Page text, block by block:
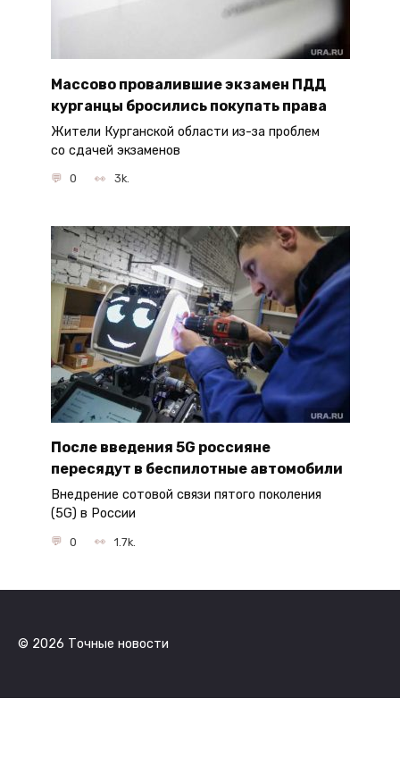
Массово провалившие экзамен ПДД
курганцы бросились покупать права
Жители Курганской области из-за проблем
со сдачей экзаменов
0 3k.
После введения 5G россияне
пересядут в беспилотные автомобили
Внедрение сотовой связи пятого поколения
(5G) в России
0 1.7k.
© 2026 Точные новости